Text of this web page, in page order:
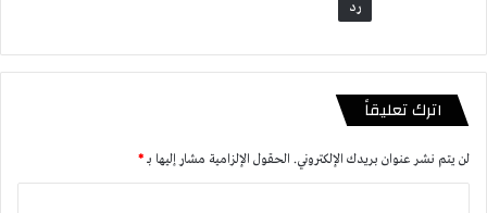
رد
اترك تعليقاً
لن يتم نشر عنوان بريدك الإلكتروني. الحقول الإلزامية مشار إليها بـ*